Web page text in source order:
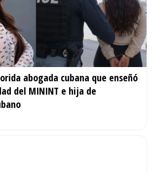
abogada cubana que enseñó
del MININT e hija de